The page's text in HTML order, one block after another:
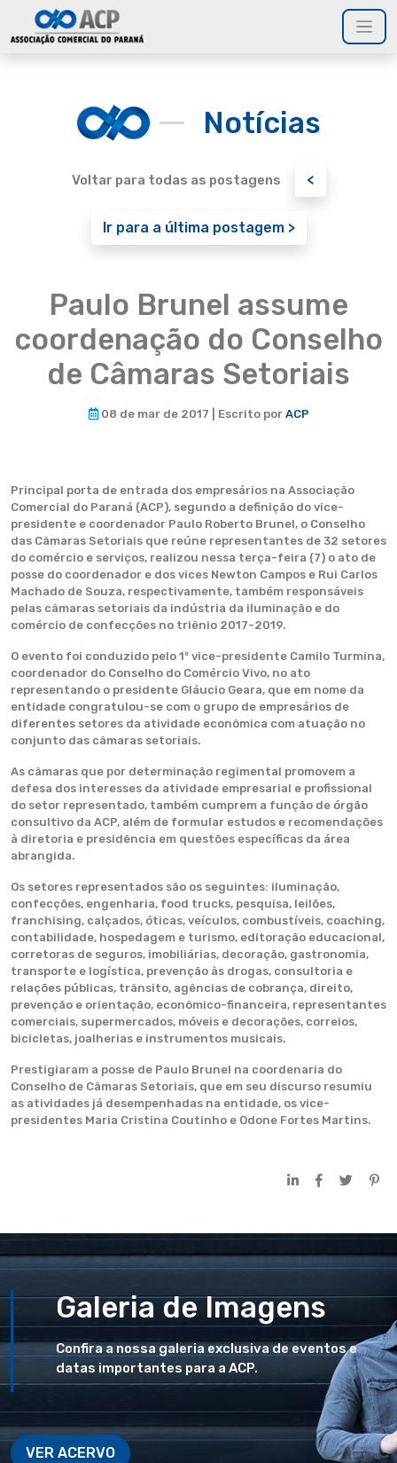
Notícias
Voltar para todas as postagens <
Ir para a última postagem >
Paulo Brunel assume
coordenação do Conselho
de Câmaras Setoriais
08 de mar de 2017 | Escrito por ACP
Principal porta de entrada dos empresários na Associação
Comercial do Paraná (ACP), segundo a definição do vice-
presidente e coordenador Paulo Roberto Brunel, o Conselho
das Câmaras Setoriais que reúne representantes de 32 setores
do comércio e serviços, realizou nessa terça-feira (7) o ato de
posse do coordenador e dos vices Newton Campos e Rui Carlos
Machado de Souza, respectivamente, também responsáveis
pelas câmaras setoriais da indústria da iluminação e do
comércio de confecções no triênio 2017-2019.
O evento foi conduzido pelo 1º vice-presidente Camilo Turmina,
coordenador do Conselho do Comércio Vivo, no ato
representando o presidente Gláucio Geara, que em nome da
entidade congratulou-se com o grupo de empresários de
diferentes setores da atividade econômica com atuação no
conjunto das câmaras setoriais.
As câmaras que por determinação regimental promovem a
defesa dos interesses da atividade empresarial e profissional
do setor representado, também cumprem a função de órgão
consultivo da ACP, além de formular estudos e recomendações
à diretoria e presidência em questões específicas da área
abrangida.
Os setores representados são os seguintes: iluminação,
confecções, engenharia, food trucks, pesquisa, leilões,
franchising, calçados, óticas, veículos, combustíveis, coaching,
contabilidade, hospedagem e turismo, editoração educacional,
corretoras de seguros, imobiliárias, decoração, gastronomia,
transporte e logística, prevenção às drogas, consultoria e
relações públicas, trânsito, agências de cobrança, direito,
prevenção e orientação, econômico-financeira, representantes
comerciais, supermercados, móveis e decorações, correios,
bicicletas, joalherias e instrumentos musicais.
Prestigiaram a posse de Paulo Brunel na coordenaria do
Conselho de Câmaras Setoriais, que em seu discurso resumiu
as atividades já desempenhadas na entidade, os vice-
presidentes Maria Cristina Coutinho e Odone Fortes Martins.
Galeria de Imagens
Confira a nossa galeria exclusiva de eventos e
datas importantes para a ACP.
VER ACERVO